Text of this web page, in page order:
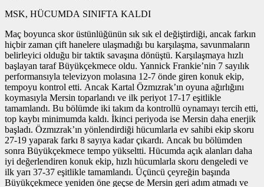
MSK, HÜCUMDA SINIFTA KALDI
Maç boyunca skor üstünlüğünün sık sık el değiştirdiği, ancak farkın
hiçbir zaman çift hanelere ulaşmadığı bu karşılaşma, savunmaların
belirleyici olduğu bir taktik savaşına dönüştü. Karşılaşmaya hızlı
başlayan taraf Büyükçekmece oldu. Yannick Frankie’nin 7 sayılık
performansıyla televizyon molasına 12-7 önde giren konuk ekip,
tempoyu kontrol etti. Ancak Kartal Özmızrak’ın oyuna ağırlığını
koymasıyla Mersin toparlandı ve ilk periyot 17-17 eşitlikle
tamamlandı. Bu bölümde iki takım da kontrollü oynamayı tercih etti,
top kaybı minimumda kaldı. İkinci periyoda ise Mersin daha enerjik
başladı. Özmızrak’ın yönlendirdiği hücumlarla ev sahibi ekip skoru
27-19 yaparak farkı 8 sayıya kadar çıkardı. Ancak bu bölümden
sonra Büyükçekmece tempo yükseltti. Hücumda açık alanları daha
iyi değerlendiren konuk ekip, hızlı hücumlarla skoru dengeledi ve
ilk yarı 37-37 eşitlikle tamamlandı. Üçüncü çeyreğin başında
Büyükçekmece yeniden öne geçse de Mersin geri adım atmadı ve